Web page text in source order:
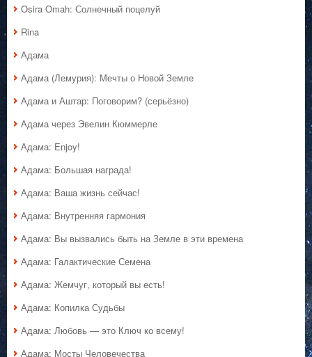
Osira Omah: Солнечный поцелуй
Rina
Адама
Адама (Лемурия): Мечты о Новой Земле
Адама и Аштар: Поговорим? (серьёзно)
Адама через Эвелин Кюммерле
Адама: Enjoy!
Адама: Большая награда!
Адама: Ваша жизнь сейчас!
Адама: Внутренняя гармония
Адама: Вы вызвались быть на Земле в эти времена
Адама: Галактические Семена
Адама: Жемчуг, который вы есть!
Адама: Копилка Судьбы
Адама: Любовь — это Ключ ко всему!
Адама: Мосты Человечества